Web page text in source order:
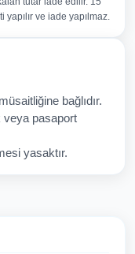
Gönder
ve iade yapılmaz.
bağlıdır.
veya pasaport
yasaktır.